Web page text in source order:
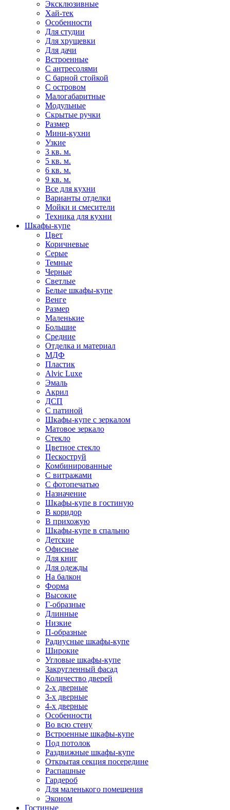
Эксклюзивные
Хай-тек
Особенности
Для студии
Для хрущевки
Для дачи
Встроенные
С антресолями
С барной стойкой
С островом
Малогабаритные
Модульные
Скрытые ручки
Размер
Мини-кухни
Узкие
3 кв. м.
5 кв. м.
6 кв. м.
9 кв. м.
Все для кухни
Варианты отделки
Мойки и смесители
Техника для кухни
Шкафы-купе
Цвет
Коричневые
Серые
Темные
Черные
Светлые
Белые шкафы-купе
Венге
Размер
Маленькие
Большие
Средние
Отделка и материал
МДФ
Пластик
Alvic Luxe
Эмаль
Акрил
ДСП
С патиной
Шкафы-купе с зеркалом
Матовое зеркало
Стекло
Цветное стекло
Пескоструй
Комбинированные
С витражами
С фотопечатью
Назначение
Шкафы-купе в гостиную
В коридор
В прихожую
Шкафы-купе в спальню
Детские
Офисные
Для книг
Для одежды
На балкон
Форма
Высокие
Г-образные
Длинные
Низкие
П-образные
Радиусные шкафы-купе
Широкие
Угловые шкафы-купе
Закругленный фасад
Количество дверей
2-х дверные
3-х дверные
4-х дверные
Особенности
Во всю стену
Встроенные шкафы-купе
Под потолок
Раздвижные шкафы-купе
Открытая секция посередине
Распашные
Гардероб
Для маленького помещения
Эконом
Гостиные